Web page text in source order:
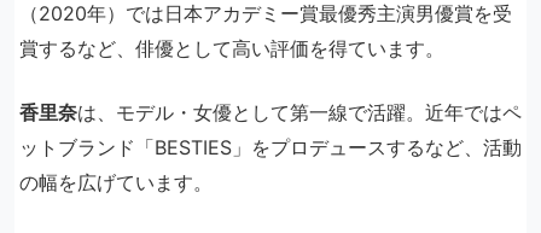
（2020年）では日本アカデミー賞最優秀主演男優賞を受
賞するなど、俳優として高い評価を得ています。
香里奈は、モデル・女優として第一線で活躍。近年ではペ
ットブランド「BESTIES」をプロデュースするなど、活動
の幅を広げています。